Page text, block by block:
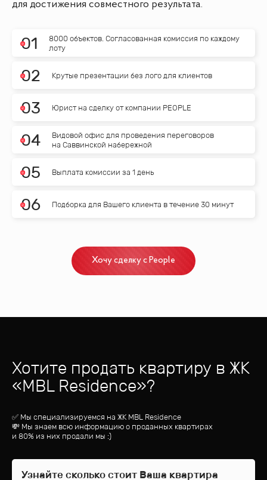
для достижения совместного результата.
01
8000 объектов. Согласованная комиссия по каждому
лоту
02 Крутые презентации без лого для клиентов
03 Юрист на сделку от компании PEOPLE
04
Видовой офис для проведения переговоров
на Саввинской набережной
05 Выплата комиссии за 1 день
06 Подборка для Вашего клиента в течение 30 минут
Хочу сделку с People
Хотите продать квартиру в ЖК
«MBL Residence»?
✅ Мы специализируемся на ЖК MBL Residence
💸 Мы знаем всю информацию о проданных квартирах
и 80% из них продали мы :)
Узнайте сколько стоит Ваша квартира